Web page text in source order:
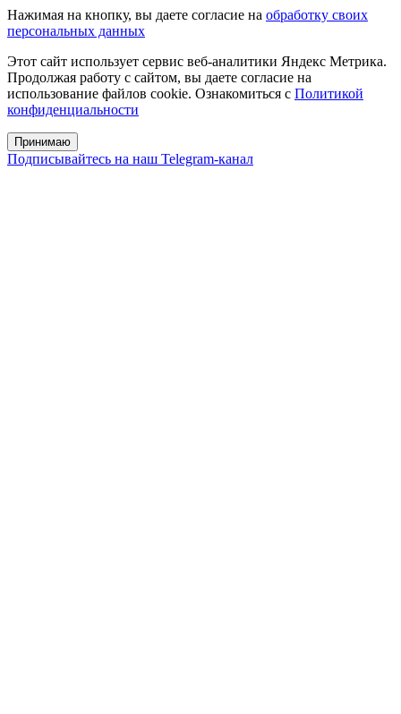
Нажимая на кнопку, вы даете согласие на обработку своих
персональных данных
Этот сайт использует сервис веб-аналитики Яндекс Метрика.
Продолжая работу с сайтом, вы даете согласие на
использование файлов cookie. Ознакомиться с Политикой
конфиденциальности
Принимаю
Подписывайтесь на наш Telegram-канал